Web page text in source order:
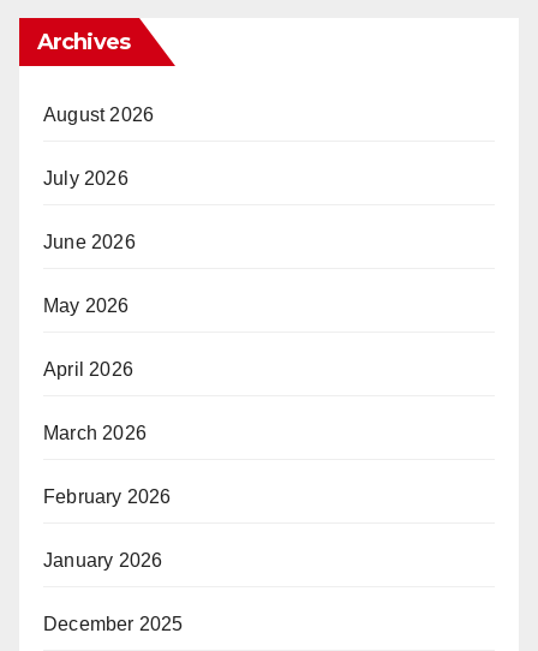
Archives
August 2026
July 2026
June 2026
May 2026
April 2026
March 2026
February 2026
January 2026
December 2025